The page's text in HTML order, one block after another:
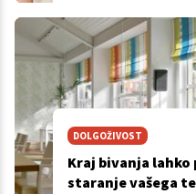
DOLGOŽIVOST
Kraj bivanja lahko
staranje vašega